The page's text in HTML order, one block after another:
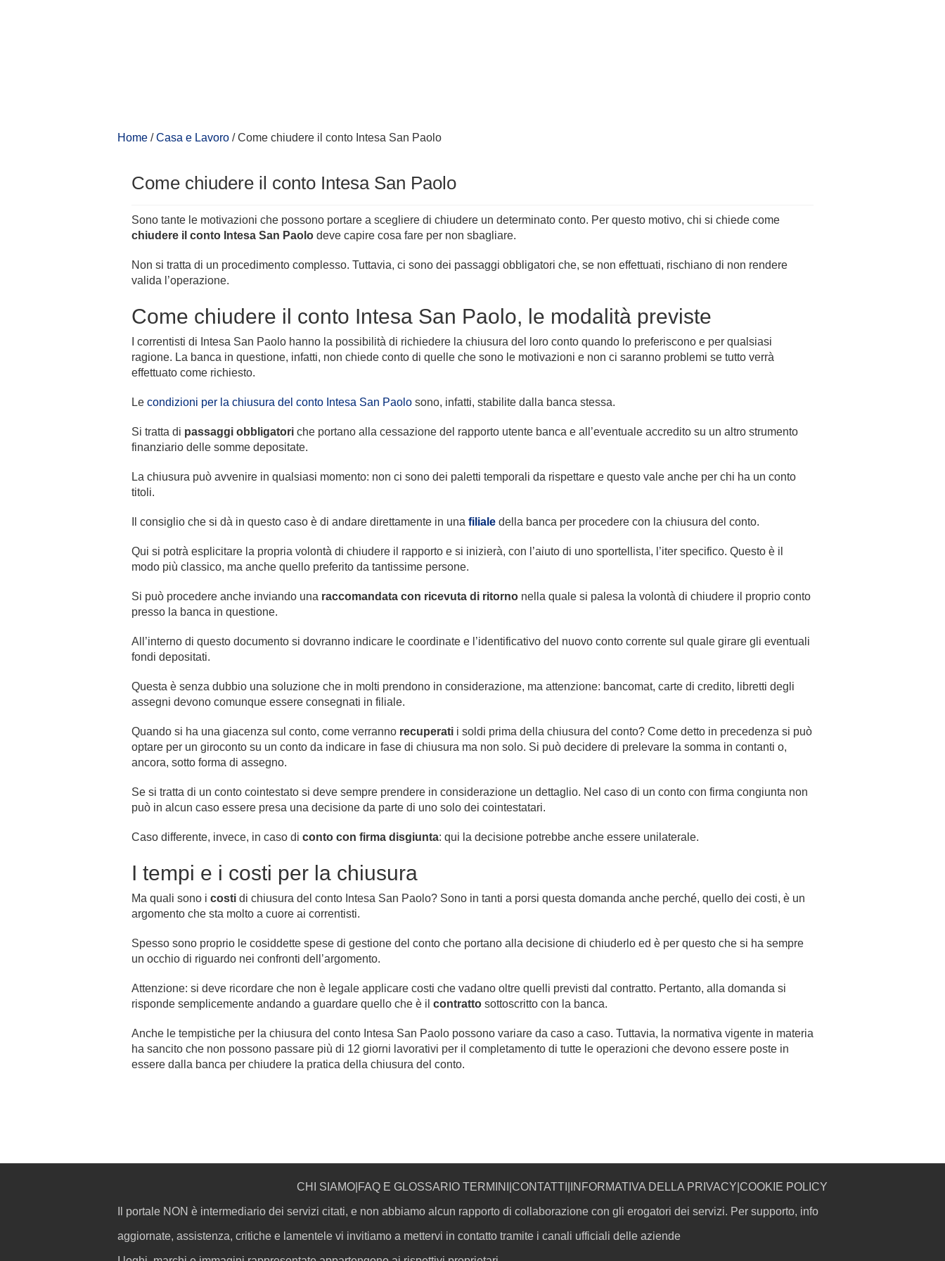
Home /Casa e Lavoro /Come chiudere il conto Intesa San Paolo
Come chiudere il conto Intesa San Paolo
Sono tante le motivazioni che possono portare a scegliere di chiudere un determinato conto. Per questo motivo, chi si chiede come
chiudere il conto Intesa San Paolo deve capire cosa fare per non sbagliare.
Non si tratta di un procedimento complesso. Tuttavia, ci sono dei passaggi obbligatori che, se non effettuati, rischiano di non rendere
valida l’operazione.
Come chiudere il conto Intesa San Paolo, le modalità previste
I correntisti di Intesa San Paolo hanno la possibilità di richiedere la chiusura del loro conto quando lo preferiscono e per qualsiasi
ragione. La banca in questione, infatti, non chiede conto di quelle che sono le motivazioni e non ci saranno problemi se tutto verrà
effettuato come richiesto.
Le condizioni per la chiusura del conto Intesa San Paolo sono, infatti, stabilite dalla banca stessa.
Si tratta di passaggi obbligatori che portano alla cessazione del rapporto utente banca e all’eventuale accredito su un altro strumento
finanziario delle somme depositate.
La chiusura può avvenire in qualsiasi momento: non ci sono dei paletti temporali da rispettare e questo vale anche per chi ha un conto
titoli.
Il consiglio che si dà in questo caso è di andare direttamente in una filiale della banca per procedere con la chiusura del conto.
Qui si potrà esplicitare la propria volontà di chiudere il rapporto e si inizierà, con l’aiuto di uno sportellista, l’iter specifico. Questo è il
modo più classico, ma anche quello preferito da tantissime persone.
Si può procedere anche inviando una raccomandata con ricevuta di ritorno nella quale si palesa la volontà di chiudere il proprio conto
presso la banca in questione.
All’interno di questo documento si dovranno indicare le coordinate e l’identificativo del nuovo conto corrente sul quale girare gli eventuali
fondi depositati.
Questa è senza dubbio una soluzione che in molti prendono in considerazione, ma attenzione: bancomat, carte di credito, libretti degli
assegni devono comunque essere consegnati in filiale.
Quando si ha una giacenza sul conto, come verranno recuperati i soldi prima della chiusura del conto? Come detto in precedenza si può
optare per un giroconto su un conto da indicare in fase di chiusura ma non solo. Si può decidere di prelevare la somma in contanti o,
ancora, sotto forma di assegno.
Se si tratta di un conto cointestato si deve sempre prendere in considerazione un dettaglio. Nel caso di un conto con firma congiunta non
può in alcun caso essere presa una decisione da parte di uno solo dei cointestatari.
Caso differente, invece, in caso di conto con firma disgiunta: qui la decisione potrebbe anche essere unilaterale.
I tempi e i costi per la chiusura
Ma quali sono i costi di chiusura del conto Intesa San Paolo? Sono in tanti a porsi questa domanda anche perché, quello dei costi, è un
argomento che sta molto a cuore ai correntisti.
Spesso sono proprio le cosiddette spese di gestione del conto che portano alla decisione di chiuderlo ed è per questo che si ha sempre
un occhio di riguardo nei confronti dell’argomento.
Attenzione: si deve ricordare che non è legale applicare costi che vadano oltre quelli previsti dal contratto. Pertanto, alla domanda si
risponde semplicemente andando a guardare quello che è il contratto sottoscritto con la banca.
Anche le tempistiche per la chiusura del conto Intesa San Paolo possono variare da caso a caso. Tuttavia, la normativa vigente in materia
ha sancito che non possono passare più di 12 giorni lavorativi per il completamento di tutte le operazioni che devono essere poste in
essere dalla banca per chiudere la pratica della chiusura del conto.
CHI SIAMO FAQ E GLOSSARIO TERMINI CONTATTI INFORMATIVA DELLA PRIVACY COOKIE POLICY
Il portale NON è intermediario dei servizi citati, e non abbiamo alcun rapporto di collaborazione con gli erogatori dei servizi. Per supporto, info
aggiornate, assistenza, critiche e lamentele vi invitiamo a mettervi in contatto tramite i canali ufficiali delle aziende